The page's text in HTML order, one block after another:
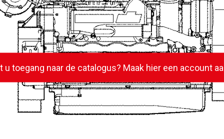
u toegang naar de catalogus? Maak hier een account